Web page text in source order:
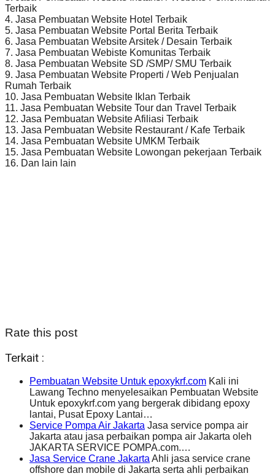
Terbaik
4. Jasa Pembuatan Website Hotel Terbaik
5. Jasa Pembuatan Website Portal Berita Terbaik
6. Jasa Pembuatan Website Arsitek / Desain Terbaik
7. Jasa Pembuatan Webiste Komunitas Terbaik
8. Jasa Pembuatan Website SD /SMP/ SMU Terbaik
9. Jasa Pembuatan Website Properti / Web Penjualan
Rumah Terbaik
10. Jasa Pembuatan Website Iklan Terbaik
11. Jasa Pembuatan Website Tour dan Travel Terbaik
12. Jasa Pembuatan Website Afiliasi Terbaik
13. Jasa Pembuatan Website Restaurant / Kafe Terbaik
14. Jasa Pembuatan Website UMKM Terbaik
15. Jasa Pembuatan Website Lowongan pekerjaan Terbaik
16. Dan lain lain
Rate this post
Terkait :
Pembuatan Website Untuk epoxykrf.com Kali ini
Lawang Techno menyelesaikan Pembuatan Website
Untuk epoxykrf.com yang bergerak dibidang epoxy
lantai, Pusat Epoxy Lantai…
Service Pompa Air Jakarta Jasa service pompa air
Jakarta atau jasa perbaikan pompa air Jakarta oleh
JAKARTA SERVICE POMPA.com.…
Jasa Service Crane JakartaAhli jasa service crane
offshore dan mobile di Jakarta serta ahli perbaikan